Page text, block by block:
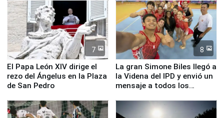
7
El Papa León XIV dirige el
rezo del Ángelus en la Plaza
de San Pedro
8
La gran Simone Biles llegó a
la Videna del IPD y envió un
mensaje a todos los